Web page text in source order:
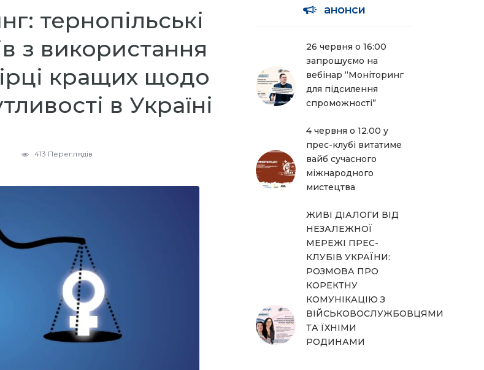
тернопільські
з використання
кращих щодо
в Україні
413 Переглядів
анонси
26 червня о 16:00
запрошуємо на
вебінар “Моніторинг
для підсилення
спроможності”
4 червня о 12.00 у
прес-клубі витатиме
вайб сучасного
міжнародного
мистецтва
ЖИВІ ДІАЛОГИ ВІД
НЕЗАЛЕЖНОЇ
МЕРЕЖІ ПРЕС-
КЛУБІВ УКРАЇНИ:
РОЗМОВА ПРО
КОРЕКТНУ
КОМУНІКАЦІЮ З
ВІЙСЬКОВОСЛУЖБОВЦЯМИ
ТА ЇХНІМИ
РОДИНАМИ